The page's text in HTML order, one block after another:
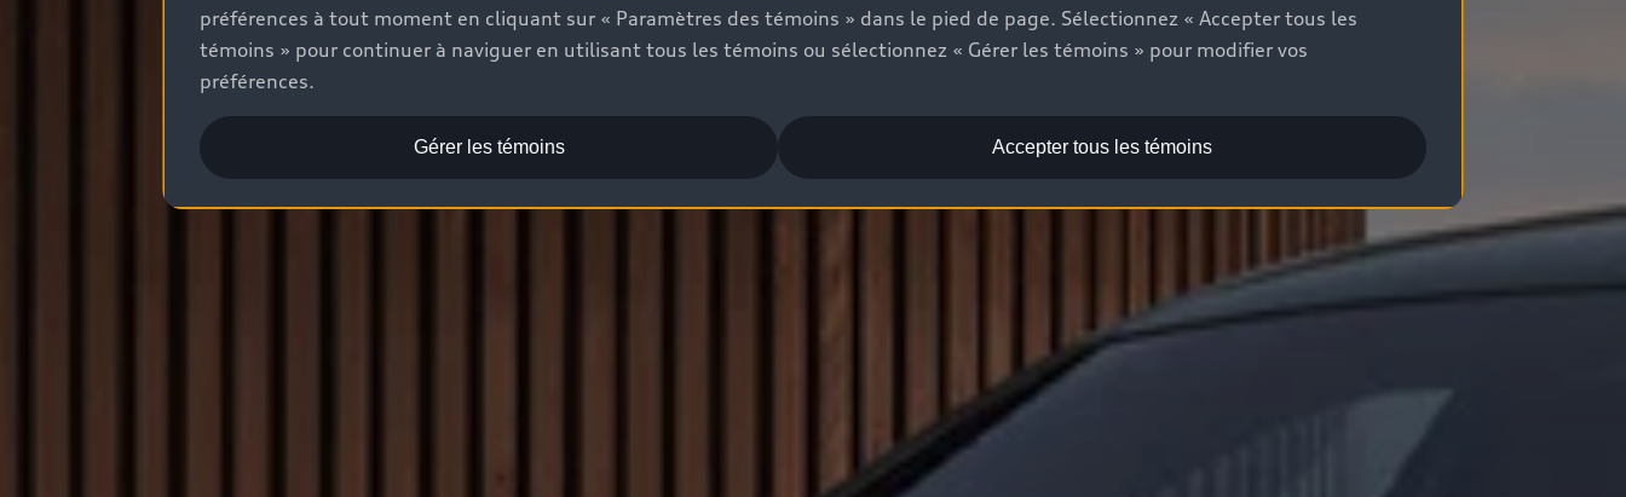
préférences à tout moment en cliquant sur « Paramètres des témoins » dans le pied de page. Sélectionnez « Accepter tous les
témoins » pour continuer à naviguer en utilisant tous les témoins ou sélectionnez « Gérer les témoins » pour modifier vos
préférences.
Accepter tous les témoins
Gérer les témoins